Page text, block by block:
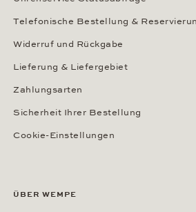
Telefonische Bestellung &
Widerruf und Rückgabe
Lieferung & Liefergebiet
Zahlungsarten
Sicherheit Ihrer Bestellung
Cookie-Einstellungen
ÜBER WEMPE